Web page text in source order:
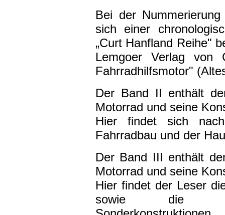
Bei der
sich einer
„Curt Hanfland Reihe"
Lemgoer Verlag von
Fahrradhilfsmotor"
Der Band II enthält
Motorrad und seine
Hier findet sich
Fahrradbau und der
Der Band III enthält
Motorrad und seine
Hier findet der Leser
sowie die